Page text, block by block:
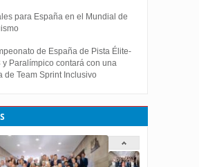
para España en el Mundial de
de España de Pista Élite-
y Paralímpico contará con una
de Team Sprint Inclusivo